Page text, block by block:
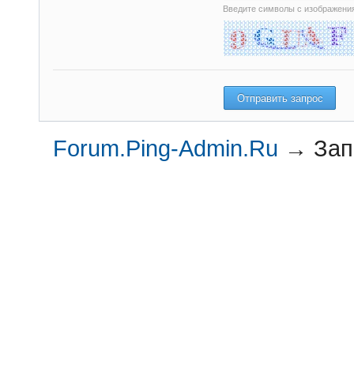
Введите символы с
Forum.Ping-Admin.Ru →